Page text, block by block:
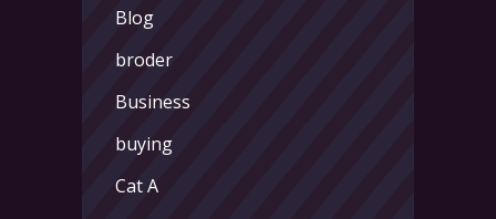
Blog
broder
Business
buying
Cat A